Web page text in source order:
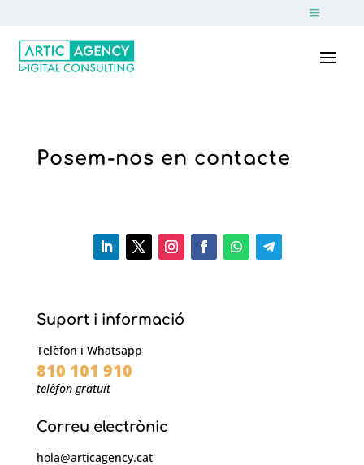
Posem-nos en contacte
Suport i informació
Telèfon i Whatsapp
810 101 910
telèfon gratuït
Correu electrònic
hola@articagency.cat